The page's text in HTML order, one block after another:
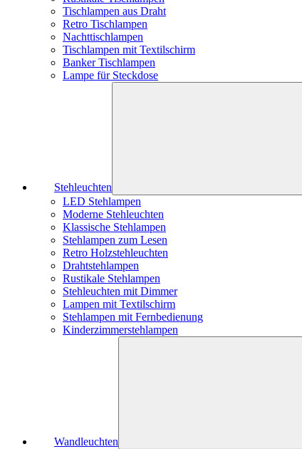
Tischlampen aus Draht
Retro Tischlampen
Nachttischlampen
Tischlampen mit Textilschirm
Banker Tischlampen
Lampe für Steckdose
Stehleuchten
LED Stehlampen
Moderne Stehleuchten
Klassische Stehlampen
Stehlampen zum Lesen
Retro Holzstehleuchten
Drahtstehlampen
Rustikale Stehlampen
Stehleuchten mit Dimmer
Lampen mit Textilschirm
Stehlampen mit Fernbedienung
Kinderzimmerstehlampen
Wandleuchten